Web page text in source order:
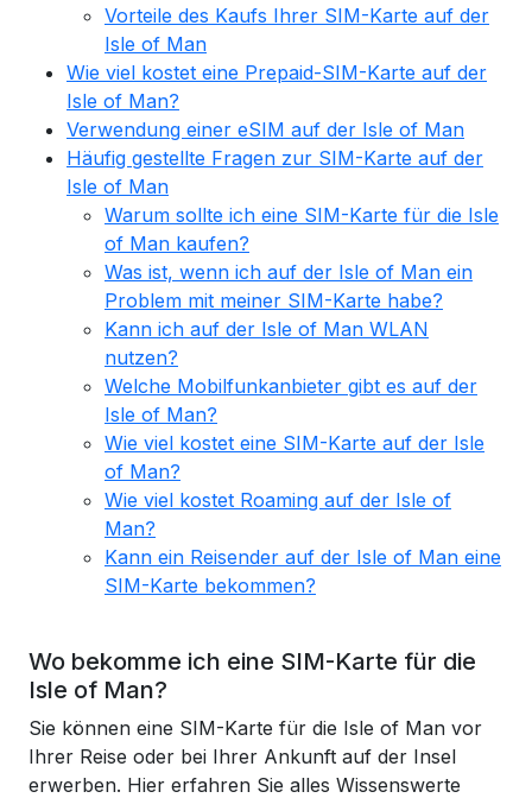
Vorteile des Kaufs Ihrer SIM-Karte auf der
Isle of Man
Wie viel kostet eine Prepaid-SIM-Karte auf der
Isle of Man?
Verwendung einer eSIM auf der Isle of Man
Häufig gestellte Fragen zur SIM-Karte auf der
Isle of Man
Warum sollte ich eine SIM-Karte für die Isle
of Man kaufen?
Was ist, wenn ich auf der Isle of Man ein
Problem mit meiner SIM-Karte habe?
Kann ich auf der Isle of Man WLAN
nutzen?
Welche Mobilfunkanbieter gibt es auf der
Isle of Man?
Wie viel kostet eine SIM-Karte auf der Isle
of Man?
Wie viel kostet Roaming auf der Isle of
Man?
Kann ein Reisender auf der Isle of Man eine
SIM-Karte bekommen?
Wo bekomme ich eine SIM-Karte für die
Isle of Man?
Sie können eine SIM-Karte für die Isle of Man vor
Ihrer Reise oder bei Ihrer Ankunft auf der Insel
erwerben. Hier erfahren Sie alles Wissenswerte